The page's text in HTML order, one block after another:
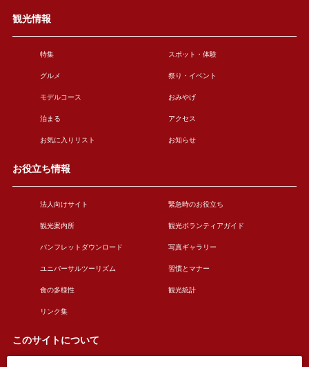
観光情報
特集 スポット・体験
グルメ 祭り・イベント
モデルコース おみやげ
泊まる アクセス
お気に入りリスト お知らせ
お役立ち情報
法人向けサイト 緊急時のお役立ち
観光案内所 観光ボランティアガイド
パンフレットダウンロード 写真ギャラリー
ユニバーサルツーリズム 習慣とマナー
食の多様性 観光統計
リンク集
このサイトについて